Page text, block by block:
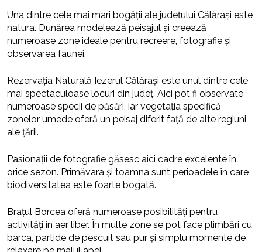
Una dintre cele mai mari bogății ale județului Călărași este
natura. Dunărea modelează peisajul și creează
numeroase zone ideale pentru recreere, fotografie și
observarea faunei.
Rezervația Naturală Iezerul Călărași este unul dintre cele
mai spectaculoase locuri din județ. Aici pot fi observate
numeroase specii de păsări, iar vegetația specifică
zonelor umede oferă un peisaj diferit față de alte regiuni
ale țării.
Pasionații de fotografie găsesc aici cadre excelente în
orice sezon. Primăvara și toamna sunt perioadele în care
biodiversitatea este foarte bogată.
Brațul Borcea oferă numeroase posibilități pentru
activități în aer liber. În multe zone se pot face plimbări cu
barca, partide de pescuit sau pur și simplu momente de